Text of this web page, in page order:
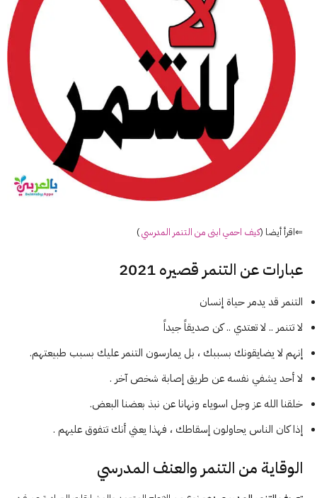
⇐اقرأ أيضا (كيف احمي ابنى من التنمر المدرسي)
عبارات عن التنمر قصيره 2021
التنمر قد يدمر حياة إنسان
لا تتنمر .. لا تعتدي .. كن صديقاً جيداً
إنهم لا يضايقونك بسببك ، بل يمارسون التنمر عليك بسبب طبيعتهم.
لا أحد يشفي نفسه عن طريق إصابة شخص آخر .
خلقنا الله عز وجل اسوياء ونهانا عن نبذ بعضنا البعض.
إذا كان الناس يحاولون إسقاطك ، فهذا يعني أنك تتفوق عليهم .
الوقاية من التنمر والعنف المدرسي